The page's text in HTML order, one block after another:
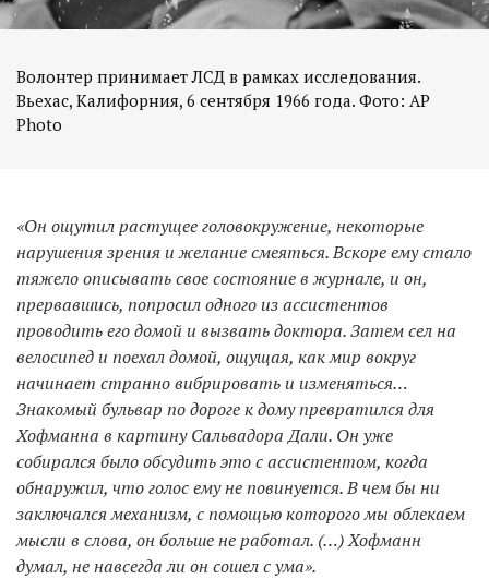
Волонтер принимает ЛСД в рамках исследования.
Вьехас, Калифорния, 6 сентября 1966 года. Фото: AP
«Он ощутил растущее головокружение, некоторые
нарушения зрения и желание смеяться. Вскоре ему стало
тяжело описывать свое состояние в журнале, и он,
прервавшись, попросил одного из ассистентов
проводить его домой и вызвать доктора. Затем сел на
велосипед и поехал домой, ощущая, как мир вокруг
начинает странно вибрировать и изменяться…
Знакомый бульвар по дороге к дому превратился для
Хофманна в картину Сальвадора Дали. Он уже
собирался было обсудить это с ассистентом, когда
обнаружил, что голос ему не повинуется. В чем бы ни
заключался механизм, с помощью которого мы облекаем
мысли в слова, он больше не работал. (…) Хофманн
думал, не навсегда ли он сошел с ума».